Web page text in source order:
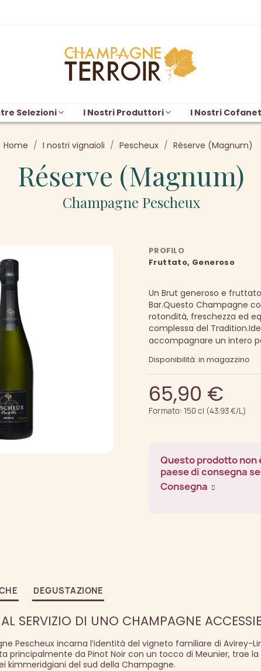
Selezioni I Nostri Produttori I Nostri
Home I nostri vignaioli Pescheux Réserve (Magnum)
Réserve (Magnum)
Champagne Pescheux
PROFILO
Fruttato, Generoso
Un Brut generoso e
Bar.Questo Champagne
rotondità, freschezza ed
complessa del Tradition.
accompagnare un intero
Disponibilità: in magazzino
65,90 €
Formato: 150 cl (43.93 €/L)
Questo prodotto non
paese di consegna
Consegna
DEGUSTAZIONE
SERVIZIO DI UNO CHAMPAGNE
Pescheux incarna l’identità del vigneto familiare di Avirey-
principalmente da Pinot Noir con un tocco di Meunier, trae la
kimmeridgiani del sud della Champagne.